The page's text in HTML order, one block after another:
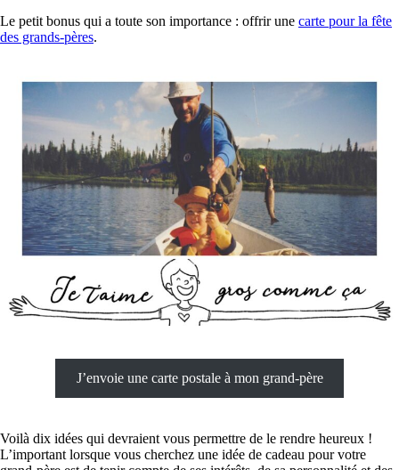
Le petit bonus qui a toute son importance : offrir une carte pour la fête
des grands-pères.
J’envoie une carte postale à mon grand-père
Voilà dix idées qui devraient vous permettre de le rendre heureux !
L’important lorsque vous cherchez une idée de cadeau pour votre